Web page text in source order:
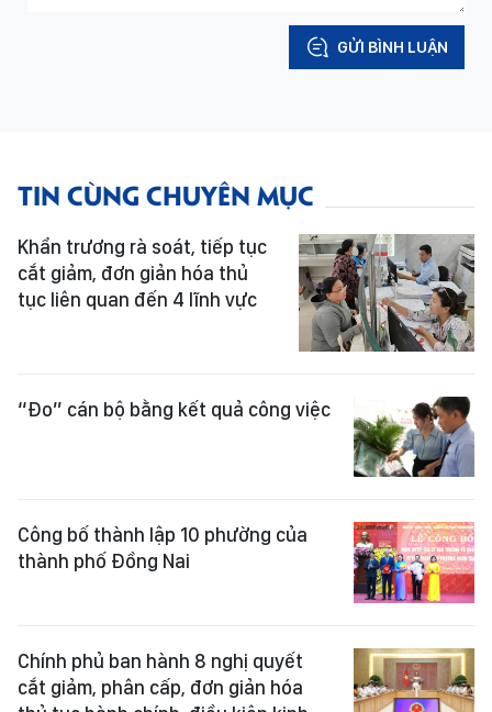
GỬI BÌNH LUẬN
TIN CÙNG CHUYÊN MỤC
Khẩn trương rà soát, tiếp tục
cắt giảm, đơn giản hóa thủ
tục liên quan đến 4 lĩnh vực
“Đo” cán bộ bằng kết quả công việc
Công bố thành lập 10 phường của
thành phố Đồng Nai
Chính phủ ban hành 8 nghị quyết
cắt giảm, phân cấp, đơn giản hóa